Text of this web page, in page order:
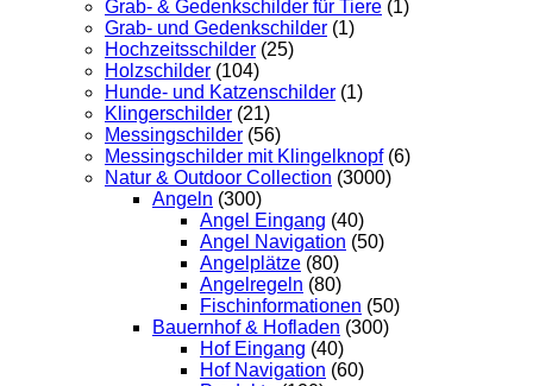
Grab- & Gedenkschilder für Tiere (1)
Grab- und Gedenkschilder (1)
Hochzeitsschilder (25)
Holzschilder (104)
Hunde- und Katzenschilder (1)
Klingerschilder (21)
Messingschilder (56)
Messingschilder mit Klingelknopf (6)
Natur & Outdoor Collection (3000)
Angeln (300)
Angel Eingang (40)
Angel Navigation (50)
Angelplätze (80)
Angelregeln (80)
Fischinformationen (50)
Bauernhof & Hofladen (300)
Hof Eingang (40)
Hof Navigation (60)